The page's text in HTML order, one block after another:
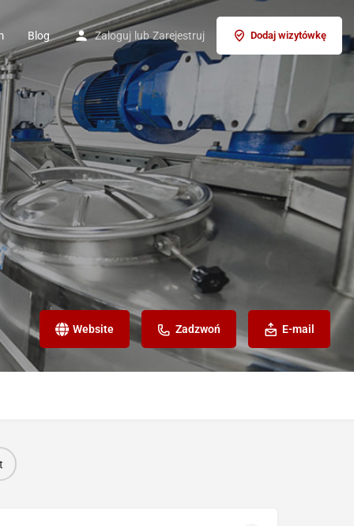
Blog Zaloguj lub Zarejestruj Dodaj wizytówkę
Website Zadzwoń E-mail